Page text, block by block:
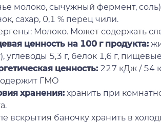
молоко, сычужный фермент,
сахар, 0,1 % перец чили.
Молоко. Может содержать
ценность на 100 г продукта:
углеводы 5,3 г, белок 1,6 г,
ценность: 227 кДж / 54
ГМО
хранения: хранить при
вскрытия баночку хранить в